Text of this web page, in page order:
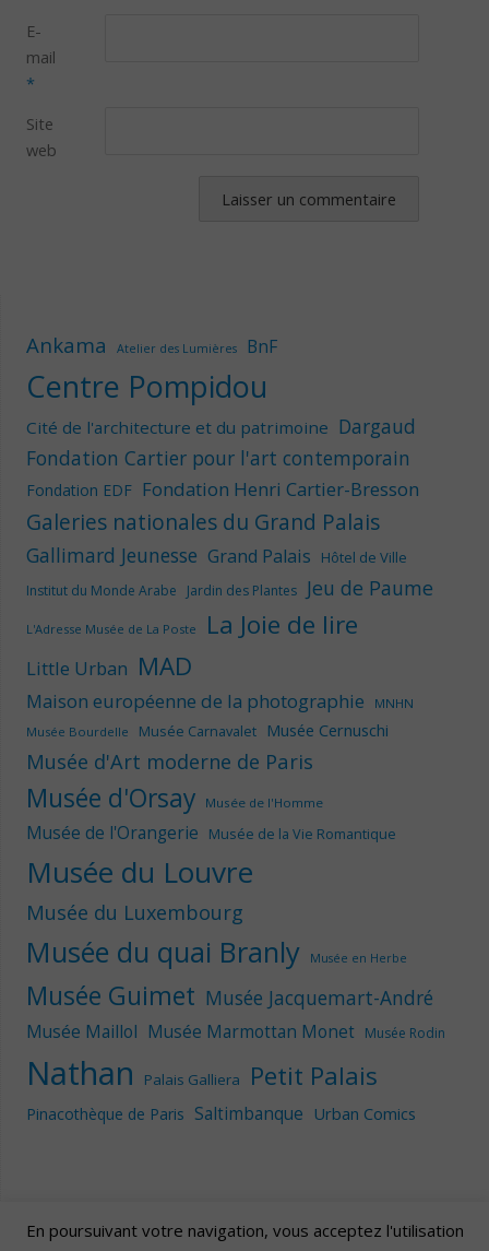
E-
mail
*
Site
web
Ankama Atelier des Lumières BnF
Centre Pompidou
Cité de l'architecture et du patrimoine Dargaud
Fondation Cartier pour l'art contemporain
Fondation EDF Fondation Henri Cartier-Bresson
Galeries nationales du Grand Palais
Gallimard Jeunesse Grand Palais Hôtel de Ville
Institut du Monde Arabe Jardin des Plantes Jeu de Paume
L'Adresse Musée de La Poste La Joie de lire
Little Urban MAD
Maison européenne de la photographie
MNHN
Musée Bourdelle
Musée Carnavalet Musée Cernuschi
Musée d'Art moderne de Paris
Musée d'Orsay Musée de l'Homme
Musée de l'Orangerie Musée de la Vie Romantique
Musée du Louvre
Musée du Luxembourg
Musée du quai Branly Musée en Herbe
Musée Guimet Musée Jacquemart-André
Musée Maillol Musée Marmottan Monet Musée Rodin
Nathan Palais Galliera Petit Palais
Pinacothèque de Paris Saltimbanque Urban Comics
En poursuivant votre navigation, vous acceptez l'utilisation